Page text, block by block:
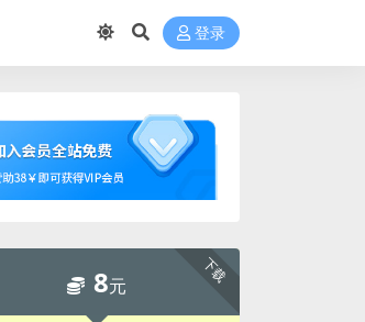
登录
下载
8元